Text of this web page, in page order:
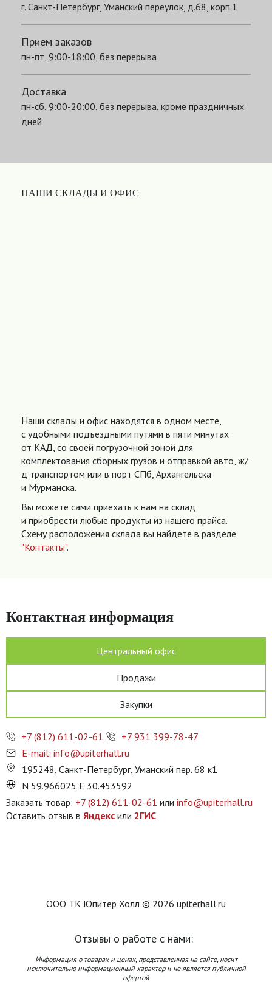
г. Санкт-Петербург, Уманский переулок, д.68, корп.1
Прием заказов
пн-пт, 9:00-18:00, без перерыва
Доставка
пн-сб, 9:00-20:00, без перерыва, кроме праздничных
дней
НАШИ СКЛАДЫ И ОФИС
Наши склады и офис находятся в одном месте,
с удобными подъездными путями в пяти минутах
от КАД, со своей погрузочной зоной для
комплектования сборных грузов и отправкой авто, ж/
д транспортом или в порт СПб, Архангельска
и Мурманска.
Вы можете сами приехать к нам на склад
и приобрести любые продукты из нашего прайса.
Схему расположения склада вы найдете в разделе
"Контакты".
Контактная информация
Центральный офис
Продажи
Закупки
+7 (812) 611-02-61
+7 931 399-78-47
E-mail: info@upiterhall.ru
195248, Санкт-Петербург, Уманский пер. 68 к1
N 59.966025 E 30.453592
Заказать товар: +7 (812) 611-02-61 или info@upiterhall.ru
Оставить отзыв в Яндекс или 2ГИС
ООО ТК Юпитер Холл © 2026 upiterhall.ru
Отзывы о работе с нами:
Информация о товарах и ценах, представленная на сайте, носит
исключительно информационный характер и не является публичной
офертой